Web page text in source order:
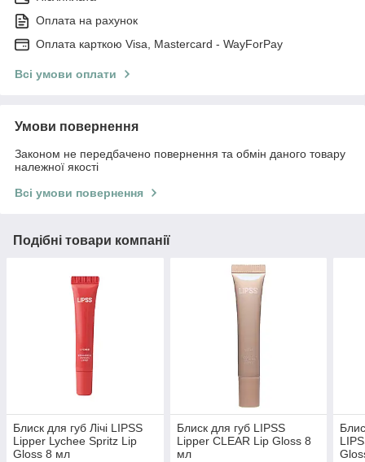
Оплата на рахунок
Оплата карткою Visa, Mastercard - WayForPay
Всі умови оплати
Умови повернення
Законом не передбачено повернення та обмін даного товару
належної якості
Всі умови повернення
Подібні товари компанії
Блиск для губ Лічі LIPSS
Lipper Lychee Spritz Lip
Gloss 8 мл
Блиск для губ LIPSS
Lipper CLEAR Lip Gloss 8
мл